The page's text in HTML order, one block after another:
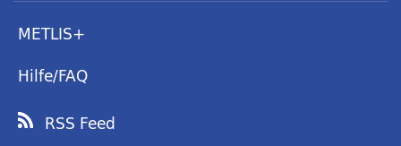
METLIS+
Hilfe/FAQ
RSS Feed